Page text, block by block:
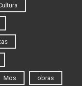
Mos obras